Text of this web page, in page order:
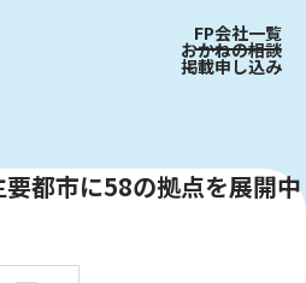
FP会社一覧
おかねの相談
掲載申し込み
都市に58の拠点を展開中